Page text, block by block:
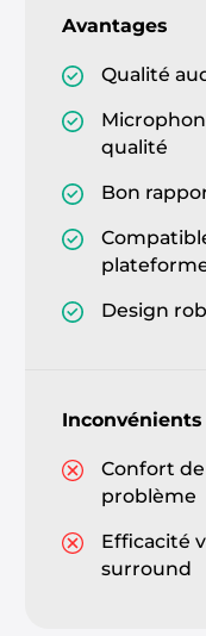
Avantages
Qualité
qualité
Bon
Design
Inconvénients
Confort
problème
Efficacité
surround